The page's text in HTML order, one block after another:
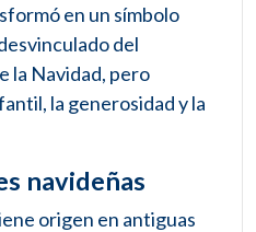
en un símbolo
del
la Navidad, pero
la generosidad y la
navideñas
origen en antiguas